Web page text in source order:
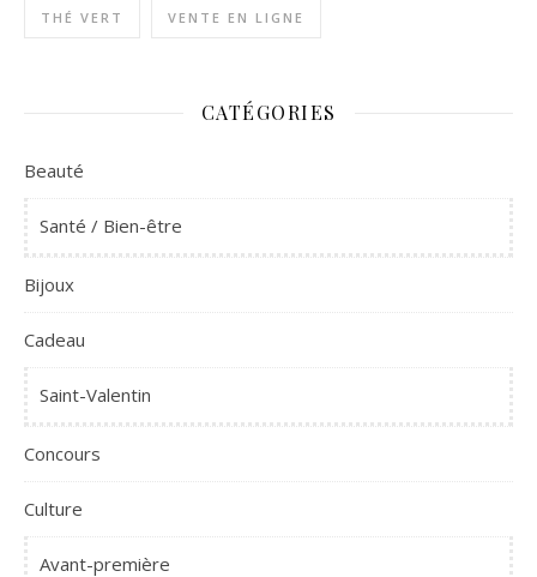
THÉ VERT VENTE EN LIGNE
CATÉGORIES
Beauté
Santé / Bien-être
Bijoux
Cadeau
Saint-Valentin
Concours
Culture
Avant-première